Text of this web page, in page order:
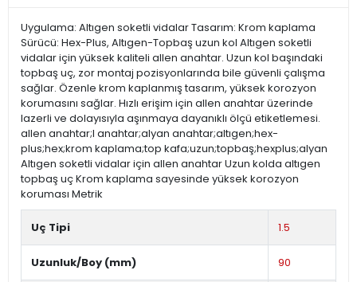
Uygulama: Altıgen soketli vidalar Tasarım: Krom kaplama
Sürücü: Hex-Plus, Altıgen-Topbaş uzun kol Altıgen soketli
vidalar için yüksek kaliteli allen anahtar. Uzun kol başındaki
topbaş uç, zor montaj pozisyonlarında bile güvenli çalışma
sağlar. Özenle krom kaplanmış tasarım, yüksek korozyon
korumasını sağlar. Hızlı erişim için allen anahtar üzerinde
lazerli ve dolayısıyla aşınmaya dayanıklı ölçü etiketlemesi.
allen anahtar;l anahtar;alyan anahtar;altıgen;hex-
plus;hex;krom kaplama;top kafa;uzun;topbaş;hexplus;alyan
Altıgen soketli vidalar için allen anahtar Uzun kolda altıgen
topbaş uç Krom kaplama sayesinde yüksek korozyon
koruması Metrik
Uç Tipi 1.5
Uzunluk/Boy (mm) 90